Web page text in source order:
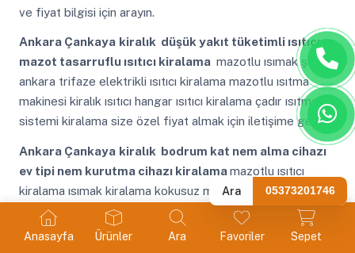
Anasayfa Ürünler Ara Favoriler Sepet
ve fiyat bilgisi için arayın.
Ankara Çankaya kiralık düşük yakıt tüketimli ısıtıcı
mazot tasarruflu ısıtıcı kiralama mazotlu ısımak şap
ankara trifaze elektrikli ısıtıcı kiralama mazotlu ısıtma
makinesi kiralık ısıtıcı hangar ısıtıcı kiralama çadır ısıtma
sistemi kiralama size özel fiyat almak için iletişime geçin.
Ankara Çankaya kiralık bodrum kat nem alma cihazı
ev tipi nem kurutma cihazı kiralamamazotlu ısıtıcı
kiralama ısımak kiralama kokusuz mazotlu ısıtıcı filtresi
olan ısıtıcı kokusuz mazotlu ısıtıcı filtresi olan ısıtıcı anında
kurulum için ulaşabilirsiniz.
Ara 05373201746